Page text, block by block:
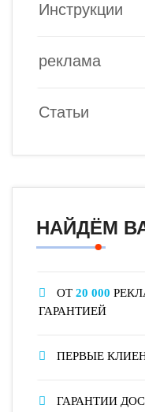
Инструкции
реклама
Статьи
НАЙДЁМ
ОТ 20 000
ГАРАНТИЕЙ
ПЕРВЫЕ
ГАРАНТИИ